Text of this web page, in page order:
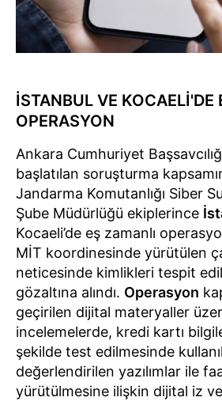
İSTANBUL VE KOCAELİ'DE
OPERASYON
Ankara Cumhuriyet
başlatılan soruşturma
Jandarma Komutanlığı Siber
Şube Müdürlüğü ekiplerince
Kocaeli’de eş zamanlı
MİT koordinesinde yürütülen
neticesinde kimlikleri tespit
gözaltına alındı. Operasyon
geçirilen dijital materyaller
incelemelerde, kredi kartı
şekilde test edilmesinde
değerlendirilen yazılımlar ile
yürütülmesine ilişkin dijital iz ve